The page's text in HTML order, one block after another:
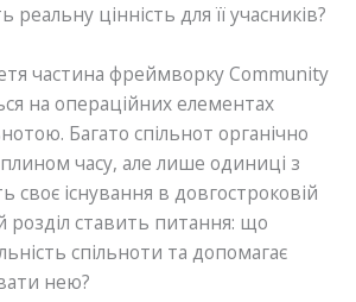
реальну цінність для її учасників?
частина фреймворку Community
на операційних елементах
Багато спільнот органічно
часу, але лише одиниці з
існування в довгостроковій
розділ ставить питання: що
спільноти та допомагає
нею?